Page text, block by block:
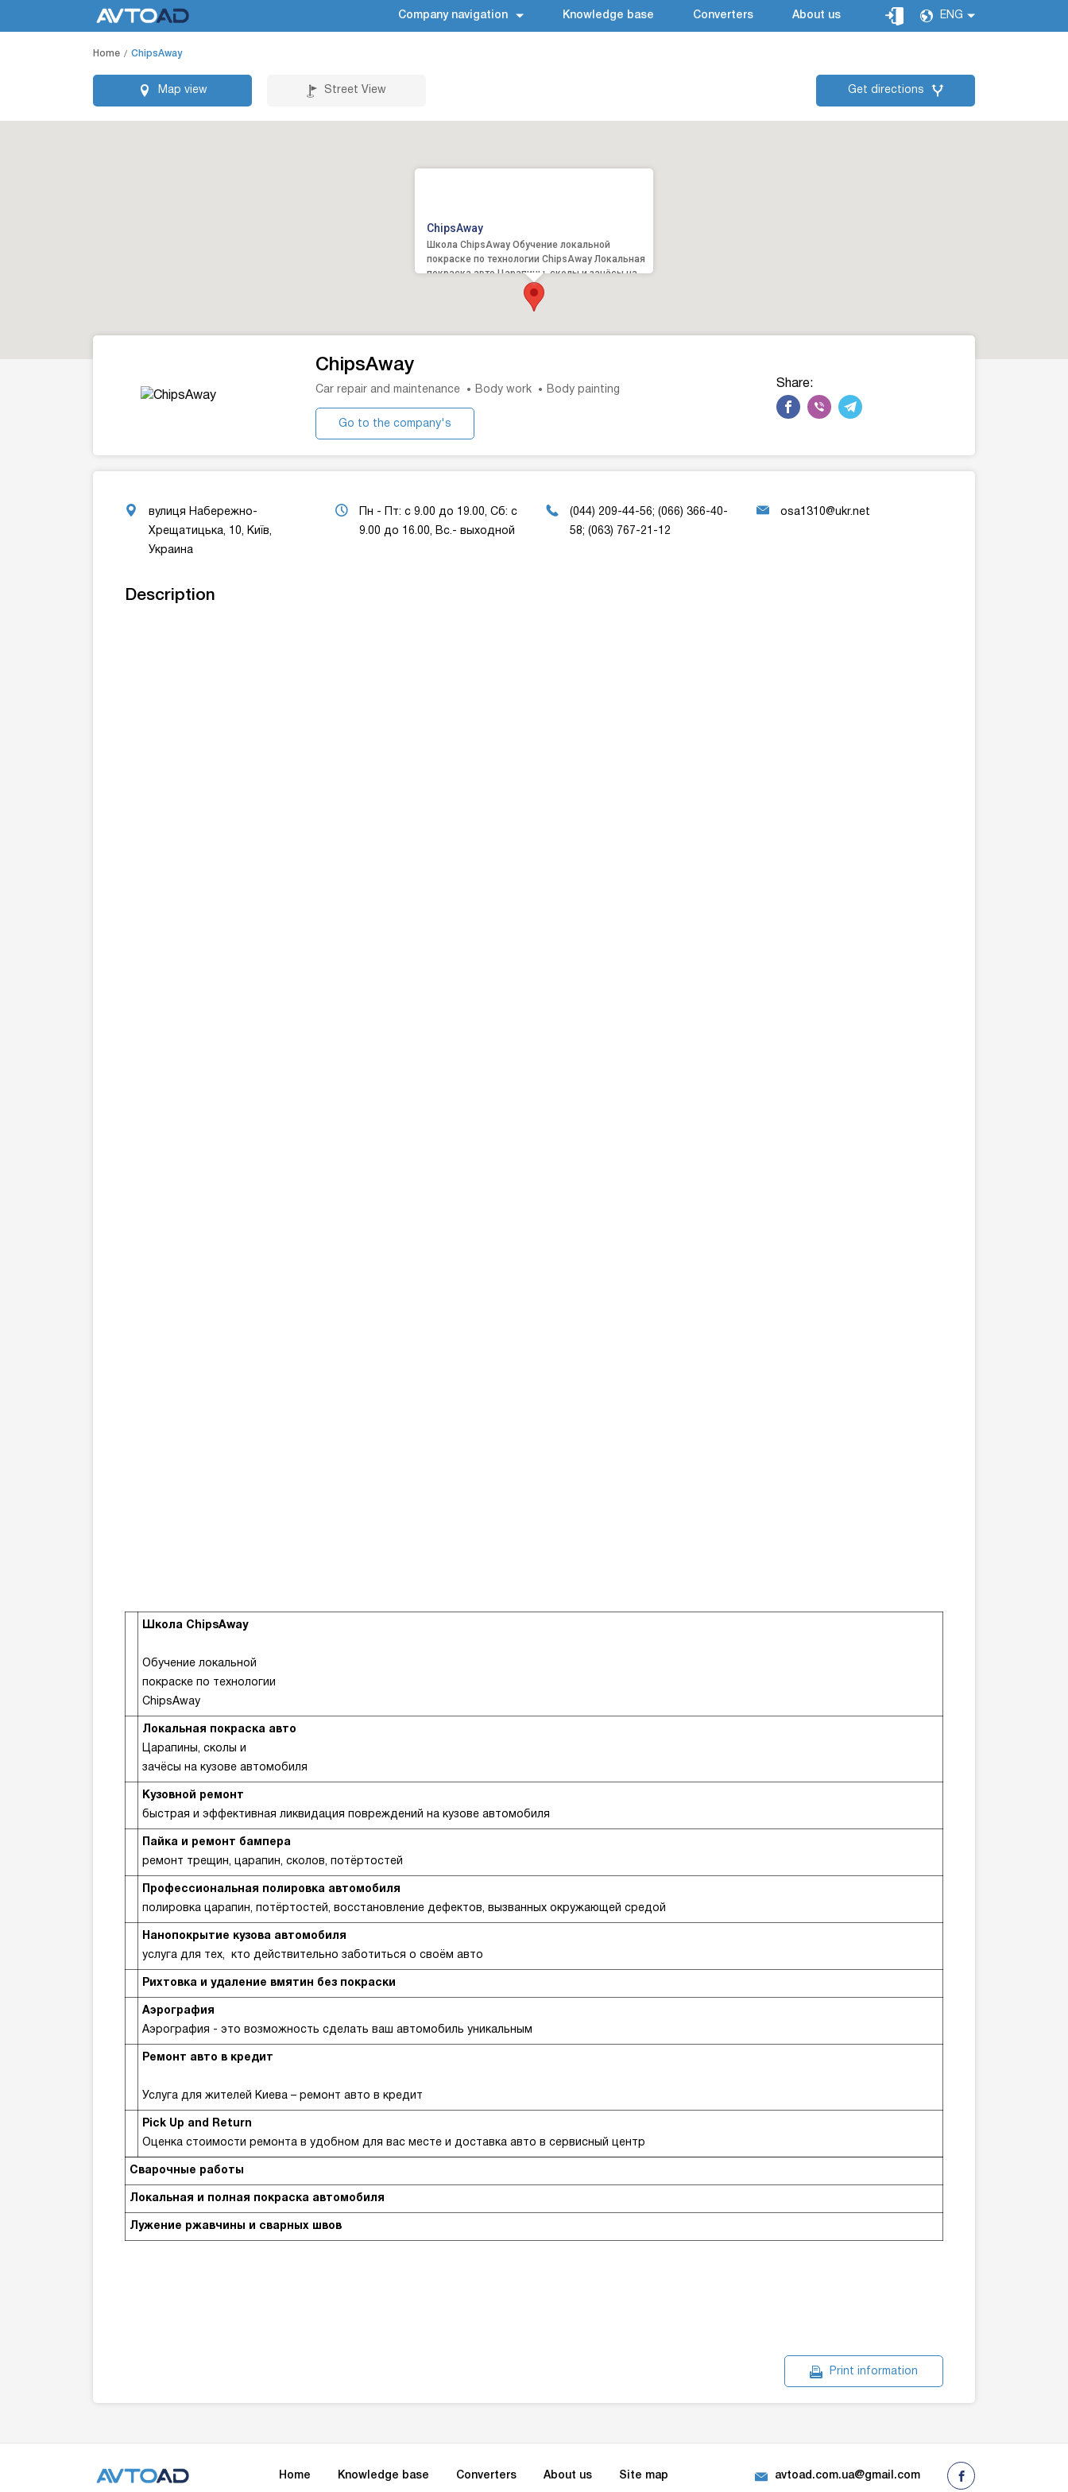
Company navigation Knowledge base Converters About us ENG
Home ChipsAway
Map view Street View Get directions
ChipsAway
Школа ChipsAway Обучение локальной
покраске по технологии ChipsAway Локальная
покраска авто Царапины, сколы и зачёсы на
кузове автомобиля Ку...
ChipsAway
Car repair and maintenance Body work Body painting
Go to the company's
website
Share:
вулиця Набережно-
Хрещатицька, 10, Київ,
Украина
Пн - Пт: с 9.00 до 19.00, Сб: c
9.00 до 16.00, Вс.- выходной
(044) 209-44-56; (066) 366-40-
58; (063) 767-21-12
osa1310@ukr.net
Description
Школа ChipsAway
Обучение локальной
покраске по технологии
ChipsAway
Локальная покраска авто
Царапины, сколы и
зачёсы на кузове автомобиля
Кузовной ремонт
быстрая и эффективная ликвидация повреждений на кузове автомобиля
Пайка и ремонт бампера
ремонт трещин, царапин, сколов, потёртостей
Профессиональная полировка автомобиля
полировка царапин, потёртостей, восстановление дефектов, вызванных окружающей средой
Нанопокрытие кузова автомобиля
услуга для тех, кто действительно заботиться о своём авто
Рихтовка и удаление вмятин без покраски
Аэрография
Аэрография - это возможность сделать ваш автомобиль уникальным
Ремонт авто в кредит
Услуга для жителей Киева – ремонт авто в кредит
Pick Up and Return
Оценка стоимости ремонта в удобном для вас месте и доставка авто в сервисный центр
Сварочные работы
Локальная и полная покраска автомобиля
Лужение ржавчины и сварных швов
Print information
Home Knowledge base Converters About us Site map avtoad.com.ua@gmail.com